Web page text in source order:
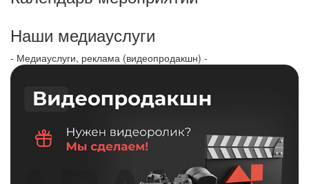
Наши медиауслуги
- Медиауслуги, реклама (видеопродакшн) -